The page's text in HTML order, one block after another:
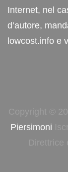
Internet, nel
d’autore,
lowcost.info e
Copyright ©
Piersimoni
Direttrice